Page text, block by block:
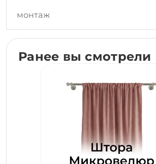
монтаж
Ранее вы смотрели